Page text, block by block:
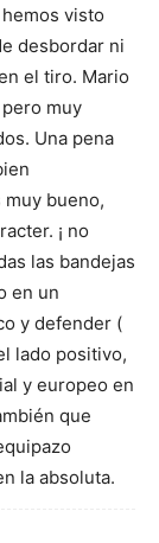
visto
desbordar ni
el tiro. Mario
muy
Una pena
bueno,
¡ no
las bandejas
en un
y defender (
lado positivo,
y europeo en
que
la absoluta.